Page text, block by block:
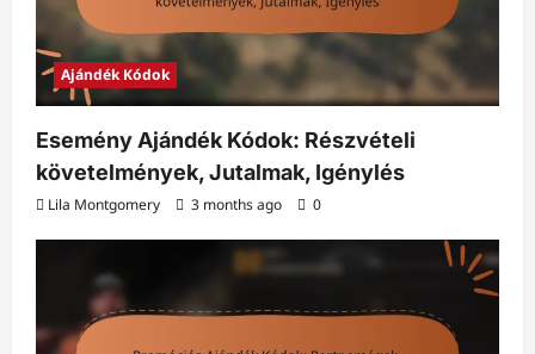
Ajándék Kódok
Esemény Ajándék Kódok: Részvételi
követelmények, Jutalmak, Igénylés
Lila Montgomery 3 months ago 0